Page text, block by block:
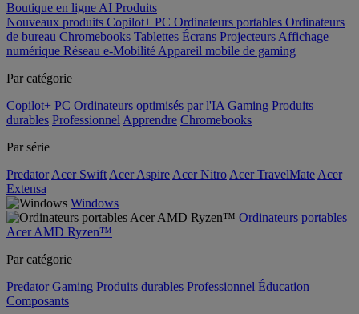
Boutique en ligne AI Produits
Nouveaux produits Copilot+ PC Ordinateurs portables Ordinateurs
de bureau Chromebooks Tablettes Écrans Projecteurs Affichage
numérique Réseau e-Mobilité Appareil mobile de gaming
Par catégorie
Copilot+ PC Ordinateurs optimisés par l'IA Gaming Produits
durables Professionnel Apprendre Chromebooks
Par série
Predator Acer Swift Acer Aspire Acer Nitro Acer TravelMate Acer
Extensa
Windows
Ordinateurs portables
Acer AMD Ryzen™
Par catégorie
Predator Gaming Produits durables Professionnel Éducation
Composants